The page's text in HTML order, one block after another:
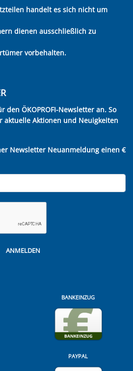
handelt es sich nicht um
dienen ausschließlich zu
vorbehalten.
den ÖKOPROFI-Newsletter an. So
aktuelle Aktionen und Neuigkeiten
Newsletter Neuanmeldung einen €
ANMELDEN
BANKEINZUG
PAYPAL